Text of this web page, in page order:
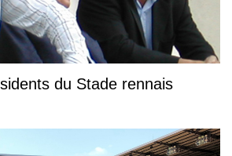
du Stade rennais